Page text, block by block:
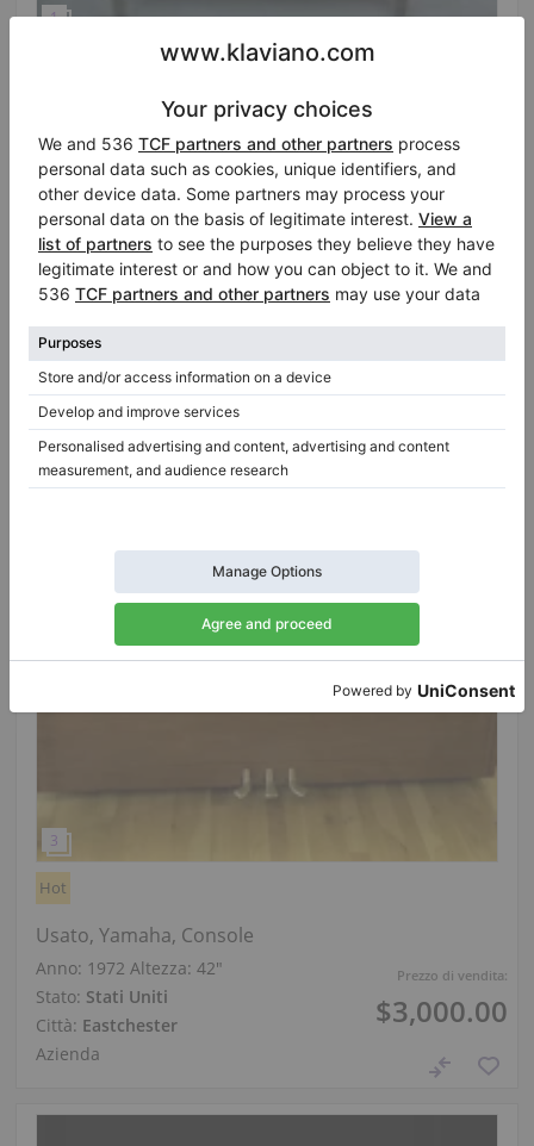
$1,995.00
Usato, Yamaha, Console
Stato:Stati Uniti
Città:Medford
Azienda
Prezzo di vendita:
$3,000.00
Hot
Usato, Yamaha, Console
Anno: 1972 Altezza: 42″
Stato: Stati Uniti
Città: Eastchester
Azienda